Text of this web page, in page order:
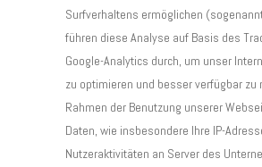
Surfverhaltens ermöglichen
führen diese Analyse auf Basis des
Google-Analytics durch, um unser
zu optimieren und besser verfügbar zu
Rahmen der Benutzung unserer
Daten, wie insbesondere Ihre IP-
Nutzeraktivitäten an Server des